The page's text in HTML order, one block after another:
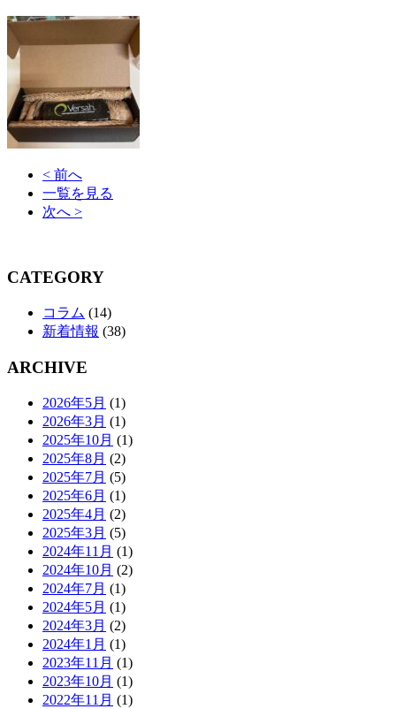
< 前へ
一覧を見る
次へ >
CATEGORY
コラム (14)
新着情報 (38)
ARCHIVE
2026年5月 (1)
2026年3月 (1)
2025年10月 (1)
2025年8月 (2)
2025年7月 (5)
2025年6月 (1)
2025年4月 (2)
2025年3月 (5)
2024年11月 (1)
2024年10月 (2)
2024年7月 (1)
2024年5月 (1)
2024年3月 (2)
2024年1月 (1)
2023年11月 (1)
2023年10月 (1)
2022年11月 (1)